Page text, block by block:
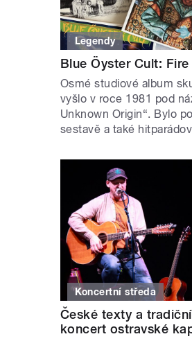
Legendy
Blue Öyster Cult:
Osmé studiové album
vyšlo v roce 1981 pod
Unknown Origin“. Bylo
sestavě a také
Koncertní středa
České texty a
koncert ostravské